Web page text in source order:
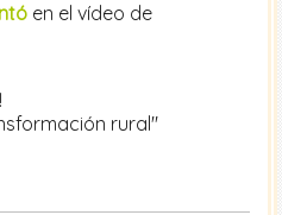
en el vídeo de
rural"